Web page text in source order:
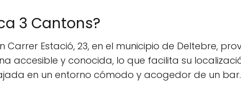
3 Cantons?
Estació, 23, en el municipio de Deltebre,
accesible y conocida, lo que facilita su
en un entorno cómodo y acogedor de un bar.